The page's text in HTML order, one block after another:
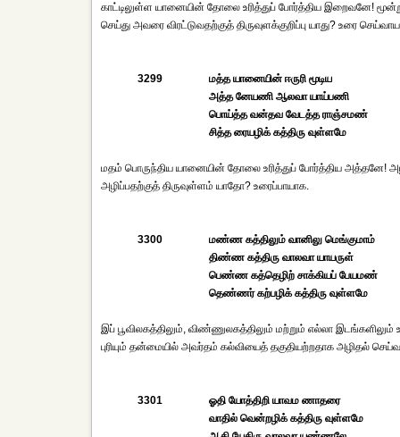
காட்டிலுள்ள யானையின் தோலை உரித்துப் போர்த்திய இறைவனே!
செய்து அவரை விரட்டுவதற்குத் திருவுளக்குறிப்பு யாது? உரை
3299
மத்த யானையின் ஈருரி மூடிய
அத்த னேயணி ஆலவா யாய்பணி
பொய்த்த வன்தவ வேடத்த ராஞ்சமண்
சித்த ரையழிக் கத்திரு வுள்ளமே
மதம் பொருந்திய யானையின் தோலை உரித்துப் போர்த்திய
அழிப்பதற்குத் திருவுள்ளம் யாதோ? உரைப்பாயாக.
3300
மண்ண கத்திலும் வானிலு மெங்குமாம்
திண்ண கத்திரு வாலவா யாயருள்
பெண்ண கத்தெழிற் சாக்கியப் பேயமண்
தெண்ணர் கற்பழிக் கத்திரு வுள்ளமே
இப் பூவிலகத்திலும், விண்ணுலகத்திலும் மற்றும் எல்லா
புரியும் தன்மையில் அவர்தம் கல்வியைத் தகுதியற்றதாக அழிதல்
3301
ஓதி யோத்திறி யாவம ணாதரை
வாதில் வென்றழிக் கத்திரு வுள்ளமே